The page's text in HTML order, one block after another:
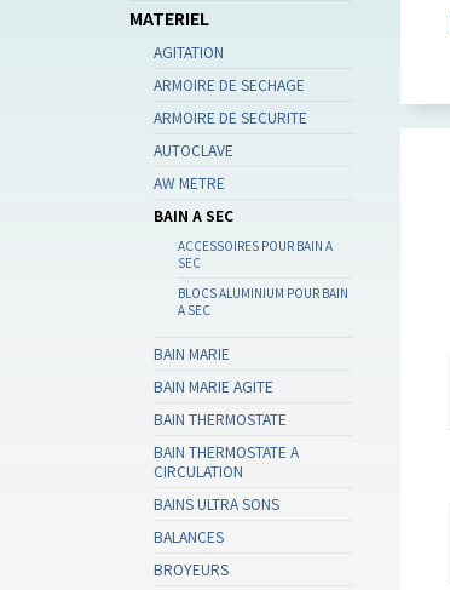
MATERIEL
AGITATION
ARMOIRE DE SECHAGE
ARMOIRE DE SECURITE
AUTOCLAVE
AW METRE
BAIN A SEC
ACCESSOIRES POUR BAIN A
SEC
BLOCS ALUMINIUM POUR BAIN
A SEC
BAIN MARIE
BAIN MARIE AGITE
BAIN THERMOSTATE
BAIN THERMOSTATE A
CIRCULATION
BAINS ULTRA SONS
BALANCES
BROYEURS